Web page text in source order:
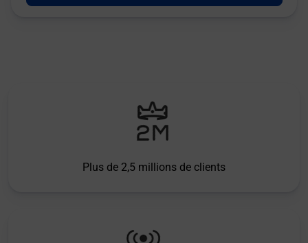
Plus de 2,5 millions de clients